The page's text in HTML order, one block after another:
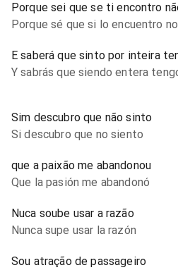
Porque sei que se ti encontro
Porque sé que si lo encuentro
E saberá que sinto por inteira
Y sabrás que siendo entera
Sim descubro que não sinto
Si descubro que no siento
que a paixão me abandonou
Que la pasión me abandonó
Nuca soube usar a razão
Nunca supe usar la razón
Sou atração de passageiro